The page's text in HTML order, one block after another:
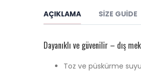
AÇIKLAMA SIZE GUIDE
Dayanıklı ve güvenilir – dış
Toz ve püskürme